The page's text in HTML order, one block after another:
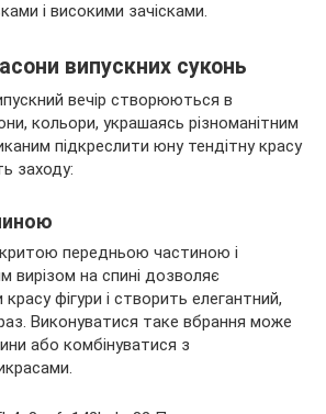
і високими зачісками.
випускних суконь
вечір створюються в
кольори, украшаясь різноманітним
підкреслити юну тендітну красу
заходу:
передньою частиною і
вирізом на спині дозволяє
фігури і створить елегантний,
Виконуватися таке вбрання може
або комбінуватися з